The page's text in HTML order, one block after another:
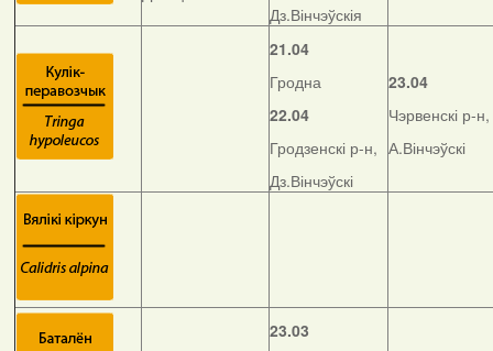
Дз.Вінчэўскія
21.04
Гродна
22.04
Гродзенскі р-н,
Дз.Вінчэўскі
23.04
Чэрвенскі р-н,
А.Вінчэўскі
23.03